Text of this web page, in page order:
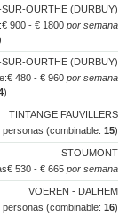
SUR-OURTHE (DURBUY)
€ 900 - € 1800 por semana
SUR-OURTHE (DURBUY)
€ 480 - € 960 por semana
)
TINTANGE FAUVILLERS
personas (combinable: 15)
STOUMONT
€ 530 - € 665 por semana
VOEREN - DALHEM
personas (combinable: 16)